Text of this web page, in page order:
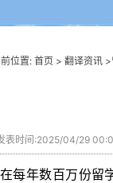
位置: 首页 > 翻译资讯
表时间:2025/04/29
在每年数百万份留